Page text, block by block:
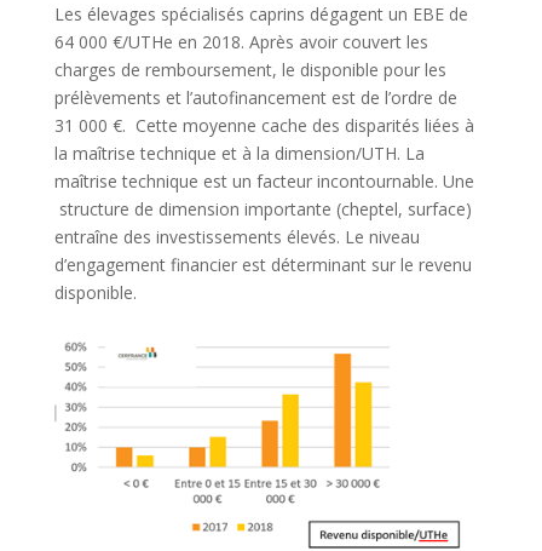
Les élevages spécialisés caprins dégagent un EBE de
64 000 €/UTHe en 2018. Après avoir couvert les
charges de remboursement, le disponible pour les
prélèvements et l’autofinancement est de l’ordre de
31 000 €. Cette moyenne cache des disparités liées à
la maîtrise technique et à la dimension/UTH. La
maîtrise technique est un facteur incontournable. Une
structure de dimension importante (cheptel, surface)
entraîne des investissements élevés. Le niveau
d’engagement financier est déterminant sur le revenu
disponible.